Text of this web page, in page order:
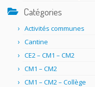
Catégories
Activités communes
Cantine
CE2 – CM1 – CM2
CM1 – CM2
CM1 – CM2 – Collège